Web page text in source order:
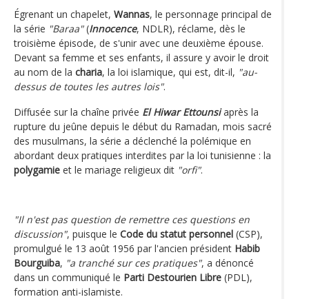
Égrenant un chapelet, Wannas, le personnage principal de
la série "Baraa"(Innocence, NDLR), réclame, dès le
troisième épisode, de s'unir avec une deuxième épouse.
Devant sa femme et ses enfants, il assure y avoir le droit
au nom de la charia, la loi islamique, qui est, dit-il, "au-
dessus de toutes les autres lois".
Diffusée sur la chaîne privée El Hiwar Ettounsiaprès la
rupture du jeûne depuis le début du Ramadan, mois sacré
des musulmans, la série a déclenché la polémique en
abordant deux pratiques interdites par la loi tunisienne : la
polygamie et le mariage religieux dit "orfi".
"Il n'est pas question de remettre ces questions en
discussion", puisque le Code du statut personnel (CSP),
promulgué le 13 août 1956 par l'ancien président Habib
Bourguiba, "a tranché sur ces pratiques", a dénoncé
dans un communiqué le Parti Destourien Libre (PDL),
formation anti-islamiste.